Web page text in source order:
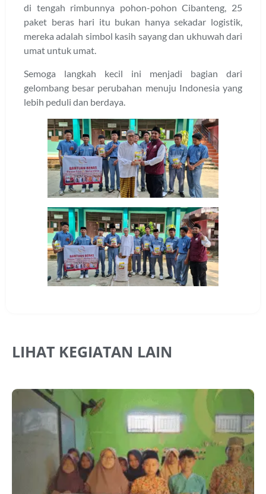
di tengah rimbunnya pohon-pohon Cibanteng, 25
paket beras hari itu bukan hanya sekadar logistik,
mereka adalah simbol kasih sayang dan ukhuwah dari
umat untuk umat.
Semoga langkah kecil ini menjadi bagian dari
gelombang besar perubahan menuju Indonesia yang
lebih peduli dan berdaya.
LIHAT KEGIATAN LAIN